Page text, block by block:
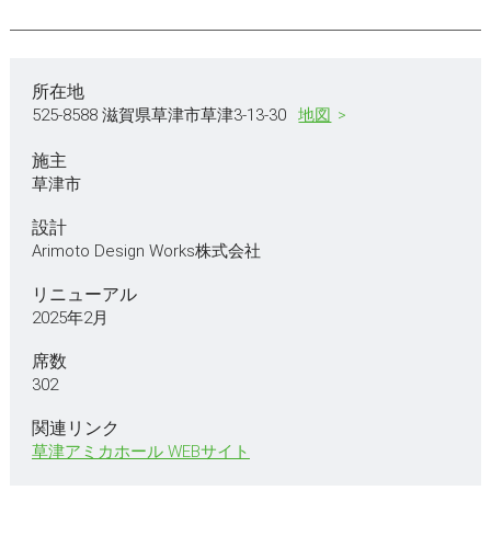
所在地
525-8588 滋賀県草津市草津3-13-30 地図
施主
草津市
設計
Arimoto Design Works株式会社
リニューアル
2025年2月
席数
302
関連リンク
草津アミカホール WEBサイト